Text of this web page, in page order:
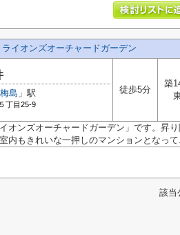
ライオンズオーチャードガーデン
梅島 」駅
５丁目25-9
徒歩5分
築
オンズオーチャードガーデン」です。昇
内もきれいな一押しのマンションとなっ
該当